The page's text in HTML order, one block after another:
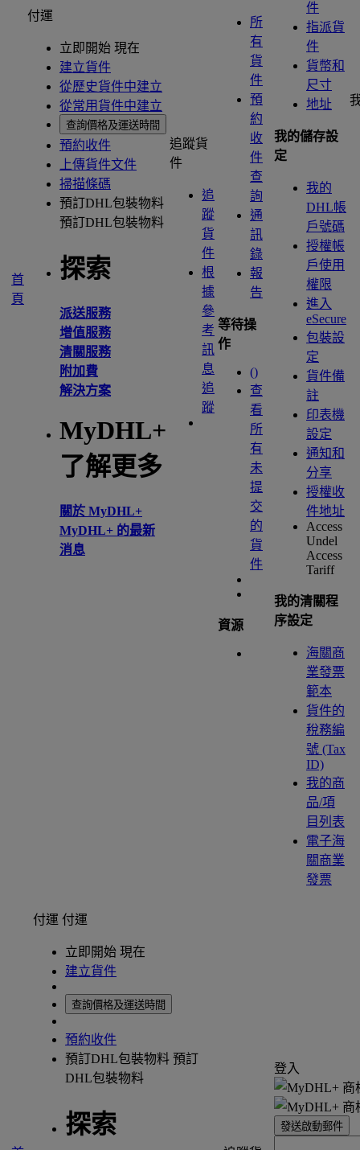
首
頁
付運
立即開始 現在
建立貨件
從歷史貨件中建立
從常用貨件中建立
查詢價格及運送時間
預約收件
上傳貨件文件
掃描條碼
預訂DHL包裝物料
預訂DHL包裝物料
探索
派送服務
增值服務
清關服務
附加費
解決方案
MyDHL+
了解更多
關於 MyDHL+
MyDHL+ 的最新
消息
追蹤貨
件
追
蹤
貨
件
根
據
參
考
訊
息
追
蹤
所
有
貨
件
預
約
收
件
查
詢
通
訊
錄
報
告
等待操
作
()
查
看
所
有
未
提
交
的
貨
件
資源
件
指派貨
件
貨幣和
尺寸
地址
我的儲存設
定
我的
DHL帳
戶號碼
授權帳
戶使用
權限
進入
eSecure
包裝設
定
貨件備
註
印表機
設定
通知和
分享
授權收
件地址
Access
Undel
Access
Tariff
我的清關程
序設定
海關商
業發票
範本
貨件的
稅務編
號 (Tax
ID)
我的商
品/項
目列表
電子海
關商業
發票
付運 付運
立即開始 現在
建立貨件
查詢價格及運送時間
預約收件
預訂DHL包裝物料 預訂
DHL包裝物料
探索
登入
發送啟動郵件